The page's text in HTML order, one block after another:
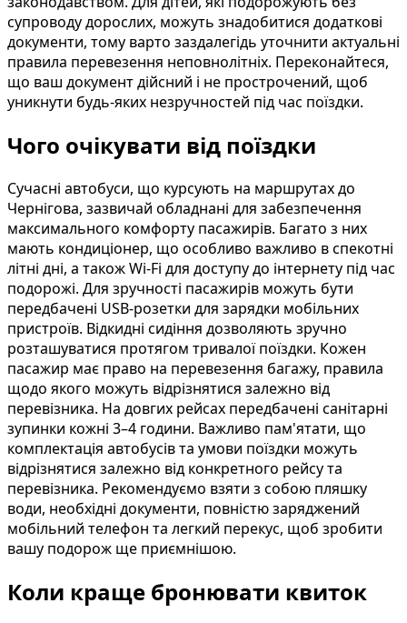
супроводу дорослих, можуть знадобитися додаткові
документи, тому варто заздалегідь уточнити актуальні
правила перевезення неповнолітніх. Переконайтеся,
що ваш документ дійсний і не прострочений, щоб
уникнути будь-яких незручностей під час поїздки.
Чого очікувати від поїздки
Сучасні автобуси, що курсують на маршрутах до
Чернігова, зазвичай обладнані для забезпечення
максимального комфорту пасажирів. Багато з них
мають кондиціонер, що особливо важливо в спекотні
літні дні, а також Wi-Fi для доступу до інтернету під час
подорожі. Для зручності пасажирів можуть бути
передбачені USB-розетки для зарядки мобільних
пристроїв. Відкидні сидіння дозволяють зручно
розташуватися протягом тривалої поїздки. Кожен
пасажир має право на перевезення багажу, правила
щодо якого можуть відрізнятися залежно від
перевізника. На довгих рейсах передбачені санітарні
зупинки кожні 3–4 години. Важливо пам'ятати, що
комплектація автобусів та умови поїздки можуть
відрізнятися залежно від конкретного рейсу та
перевізника. Рекомендуємо взяти з собою пляшку
води, необхідні документи, повністю заряджений
мобільний телефон та легкий перекус, щоб зробити
вашу подорож ще приємнішою.
Коли краще бронювати квиток